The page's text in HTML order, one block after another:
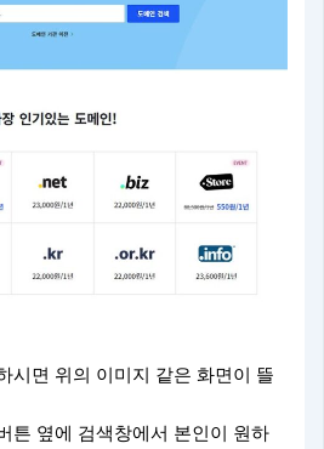
시면 위의 이미지 같은 화면이 뜰
튼 옆에 검색창에서 본인이 원하